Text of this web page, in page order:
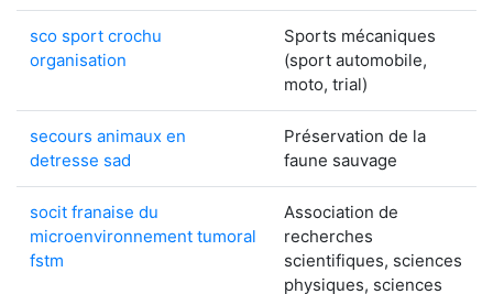
sco sport crochu
organisation
Sports mécaniques
(sport automobile,
moto, trial)
secours animaux en
detresse sad
Préservation de la
faune sauvage
socit franaise du
microenvironnement tumoral
fstm
Association de
recherches
scientifiques, sciences
physiques, sciences